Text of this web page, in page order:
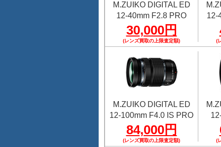
M.ZUIKO DIGITAL ED
12-40mm F2.8 PRO
30,000円
(レンズ買取の上限査定額)
12-
(
M.ZUIKO DIGITAL ED
12-100mm F4.0 IS PRO
84,000円
(レンズ買取の上限査定額) (